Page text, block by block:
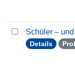
Schüler –
Details